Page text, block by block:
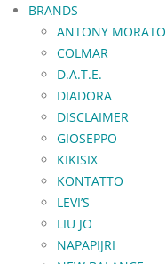
BRANDS
ANTONY MORATO
COLMAR
D.A.T.E.
DIADORA
DISCLAIMER
GIOSEPPO
KIKISIX
KONTATTO
LEVI’S
LIU JO
NAPAPIJRI